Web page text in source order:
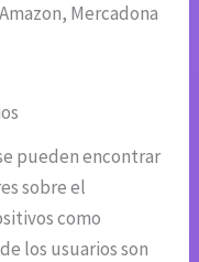
Mercadona
pueden encontrar
sobre el
como
los usuarios son